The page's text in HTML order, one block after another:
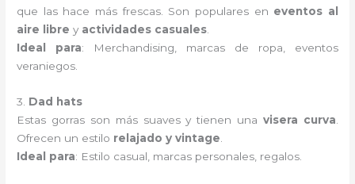
que las hace más frescas. Son populares en eventos al
aire libre y actividades casuales
Ideal para: Merchandising, marcas de ropa, eventos
veraniegos.
3. Dad hats
Estas gorras son más suaves y tienen unavisera curva
Ofrecen un estilo relajado y vintage
Ideal para: Estilo casual, marcas personales, regalos.